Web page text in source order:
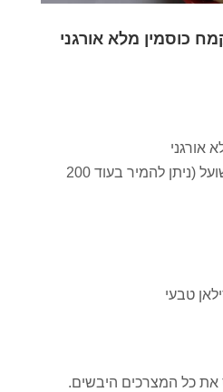
כוסמין מלא אורגני
200 גרם קמח שיבולת שועל (ניתן להמיר בעוד 200
כל המצרכים היבשים.